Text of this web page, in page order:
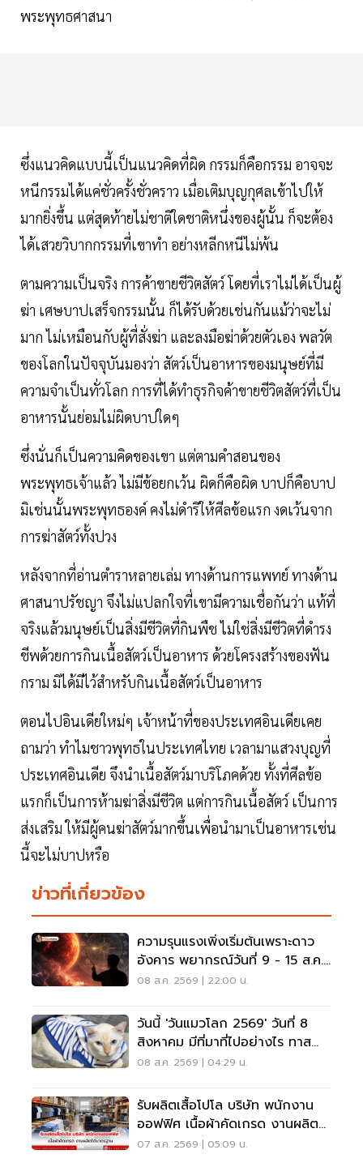
พระพุทธศาสนา
ซึ่งแนวคิดแบบนี้เป็นแนวคิดที่ผิด กรรมก็คือกรรม อาจจะ
หนีกรรมได้แค่ชั่วครั้งชั่วคราว เมื่อเติมบุญกุศลเข้าไปให้
มากยิ่งขึ้น แต่สุดท้ายไม่ชาติใดชาติหนึ่งของผู้นั้น ก็จะต้อง
ได้เสวยวิบากกรรมที่เขาทำ อย่างหลีกหนีไม่พ้น
ตามความเป็นจริง การค้าขายชีวิตสัตว์ โดยที่เราไม่ได้เป็นผู้
ฆ่า เศษบาปเสร็จกรรมนั้น ก็ได้รับด้วยเช่นกันแม้ว่าจะไม่
มาก ไม่เหมือนกับผู้ที่สั่งฆ่า และลงมือฆ่าด้วยตัวเอง พลวัต
ของโลกในปัจจุบันมองว่า สัตว์เป็นอาหารของมนุษย์ที่มี
ความจำเป็นทั่วโลก การที่ได้ทำธุรกิจค้าขายชีวิตสัตว์ที่เป็น
อาหารนั้นย่อมไม่ผิดบาปใดๆ
ซึ่งนั่นก็เป็นความคิดของเขา แต่ตามคำสอนของ
พระพุทธเจ้าแล้ว ไม่มีข้อยกเว้น ผิดก็คือผิด บาปก็คือบาป
มิเช่นนั้นพระพุทธองค์ คงไม่ดำริให้ศีลข้อแรก งดเว้นจาก
การฆ่าสัตว์ทั้งปวง
หลังจากที่อ่านตำราหลายเล่ม ทางด้านการแพทย์ ทางด้าน
ศาสนาปรัชญา จึงไม่แปลกใจที่เขามีความเชื่อกันว่า แท้ที่
จริงแล้วมนุษย์เป็นสิ่งมีชีวิตที่กินพืช ไม่ใช่สิ่งมีชีวิตที่ดำรง
ชีพด้วยการกินเนื้อสัตว์เป็นอาหาร ด้วยโครงสร้างของฟัน
กราม มิได้มีไว้สำหรับกินเนื้อสัตว์เป็นอาหาร
ตอนไปอินเดียใหม่ๆ เจ้าหน้าที่ของประเทศอินเดียเคย
ถามว่า ทำไมชาวพุทธในประเทศไทย เวลามาแสวงบุญที่
ประเทศอินเดีย จึงนำเนื้อสัตว์มาบริโภคด้วย ทั้งที่ศีลข้อ
แรกก็เป็นการห้ามฆ่าสิ่งมีชีวิต แต่การกินเนื้อสัตว์ เป็นการ
ส่งเสริม ให้มีผู้คนฆ่าสัตว์มากขึ้นเพื่อนำมาเป็นอาหารเช่น
นี้จะไม่บาปหรือ
ข่าวที่เกี่ยวข้อง
ความรุนแรงเพิ่งเริ่มต้นเพราะดาว
อังคาร พยากรณ์วันที่ 9 - 15 ส.ค.
2569
08 ส.ค. 2569 | 22:00 น.
วันนี้ 'วันแมวโลก 2569' วันที่ 8
สิงหาคม มีที่มาที่ไปอย่างไร ทาส
แมวต้องรู้
08 ส.ค. 2569 | 04:29 น.
รับผลิตเสื้อโปโล บริษัท พนักงาน
ออฟฟิศ เนื้อผ้าคัดเกรด งานผลิต
ได้มาตรฐาน
07 ส.ค. 2569 | 05:09 น.